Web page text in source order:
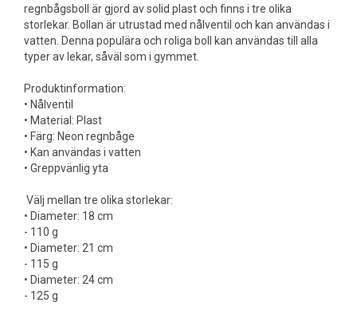
regnbågsboll är gjord av solid plast och finns i tre olika
storlekar. Bollan är utrustad med nålventil och kan användas i
vatten. Denna populära och roliga boll kan användas till alla
typer av lekar, såväl som i gymmet.
Produktinformation:
• Nålventil
• Material: Plast
• Färg: Neon regnbåge
• Kan användas i vatten
• Greppvänlig yta
Välj mellan tre olika storlekar:
• Diameter: 18 cm
- 110 g
• Diameter: 21 cm
- 115 g
• Diameter: 24 cm
- 125 g